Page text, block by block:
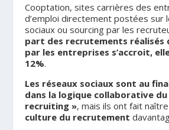
Cooptation, sites carrières des
d’emploi directement postées sur
sociaux ou sourcing par les
part des recrutements réalisés
par les entreprises s’accroit,
12%.
Les réseaux sociaux sont au
dans la logique collaborative du
recruiting », mais ils ont fait naître
culture du recrutement